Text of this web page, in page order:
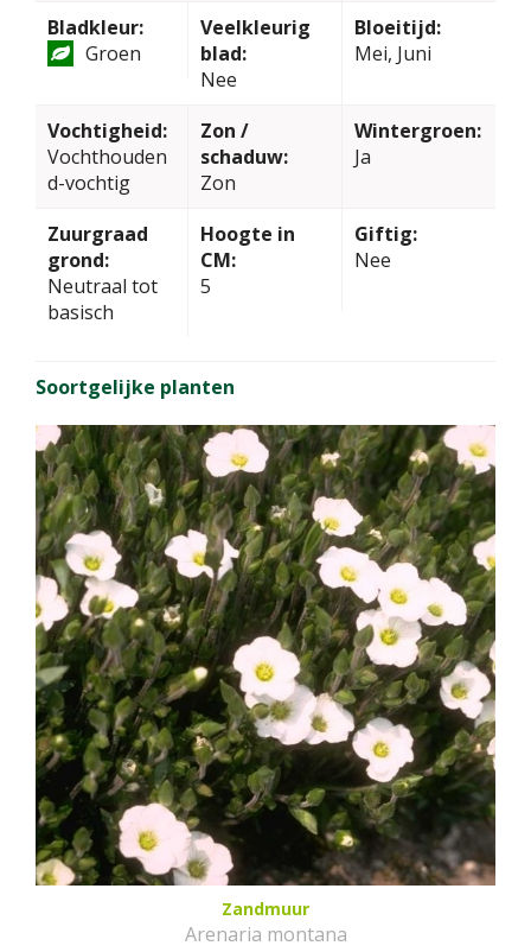
Bladkleur:
Groen
Veelkleurig
blad:
Nee
Bloeitijd:
Mei, Juni
Vochtigheid:
Vochthouden
d-vochtig
Zon /
schaduw:
Zon
Wintergroen:
Ja
Zuurgraad
grond:
Neutraal tot
basisch
Hoogte in
CM:
5
Giftig:
Nee
Soortgelijke planten
Zandmuur
Arenaria montana